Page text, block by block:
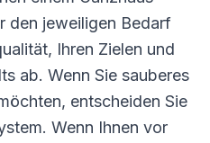
den jeweiligen Bedarf
Ihren Zielen und
ab. Wenn Sie sauberes
entscheiden Sie
Wenn Ihnen vor